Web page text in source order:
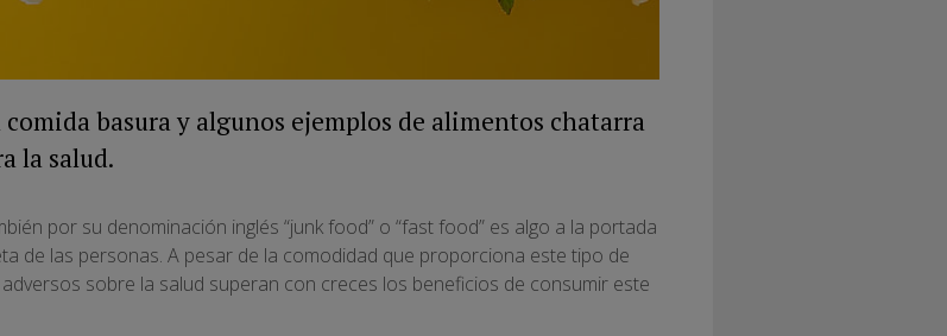
basura y algunos ejemplos de alimentos chatarra
la salud.
por su denominación inglés “junk food” o “fast food” es algo a la portada
de las personas. A pesar de la comodidad que proporciona este tipo de
sobre la salud superan con creces los beneficios de consumir este